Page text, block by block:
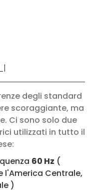
degli standard
scoraggiante, ma
Ci sono solo due
utilizzati in tutto il
60 Hz (
l'America Centrale,
)